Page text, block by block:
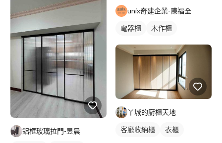
鋁框玻璃拉門-昱晨
unix奇建企業-陳福全
電器櫃 木作櫃
丫城的廚櫃天地
客廳收納櫃 衣櫃